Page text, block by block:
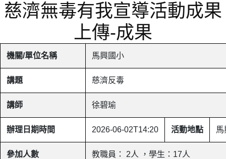
慈濟無毒有我宣導活動成果
上傳-成果
機關/單位名稱 馬興國小
講題 慈濟反毒
講師 徐碧瑜
辦理日期時間 2026-06-02T14:20 活動地點
參加人數 教職員： 2人 ，學生：17人